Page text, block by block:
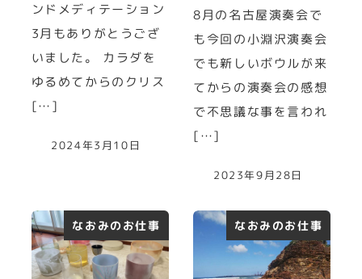
ンドメディテーション
3月もありがとうござ
いました。 カラダを
ゆるめてからのクリス
[…]
2024年3月10日
8月の名古屋演奏会で
も今回の小淵沢演奏会
でも新しいボウルが来
てからの演奏会の感想
で不思議な事を言われ
[…]
2023年9月28日
なおみのお仕事 なおみのお仕事